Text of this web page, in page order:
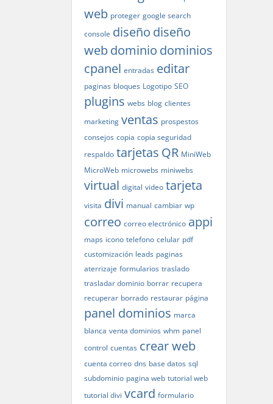
web proteger google search
console diseño diseño
web dominio dominios
cpanel entradas editar
paginas bloques Logotipo SEO
plugins webs blog clientes
marketing ventas prospestos
consejos copia copia seguridad
respaldo tarjetas QR MiniWeb
MicroWeb microwebs miniwebs
virtual digital video tarjeta
visita divi manual cambiar wp
correo correo electrónico appi
maps icono telefono celular pdf
customización leads paginas
aterrizaje formularios traslado
trasladar dominio borrar recupera
recuperar borrado restaurar página
panel dominios marca
blanca venta dominios whm panel
control cuentas crear web
cuenta correo dns base datos sql
subdominio pagina web tutorial web
tutorial divi vcard formulario